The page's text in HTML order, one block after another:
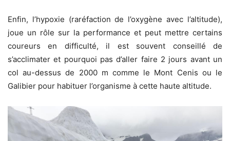
Enfin, l’hypoxie (raréfaction de l’oxygène avec l’altitude),
joue un rôle sur la performance et peut mettre certains
coureurs en difficulté, il est souvent conseillé de
s’acclimater et pourquoi pas d’aller faire 2 jours avant un
col au-dessus de 2000 m comme le Mont Cenis ou le
Galibier pour habituer l’organisme à cette haute altitude.